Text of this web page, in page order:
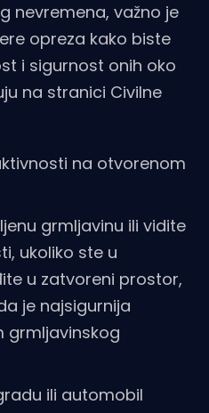
nevremena, važno je
opreza kako biste
i sigurnost onih oko
na stranici Civilne
na otvorenom
grmljavinu ili vidite
ukoliko ste u
u zatvoreni prostor,
je najsigurnija
grmljavinskog
ili automobil